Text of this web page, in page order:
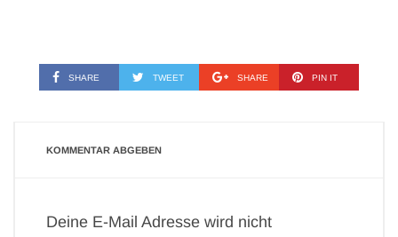
SHARE TWEET SHARE PIN IT
KOMMENTAR ABGEBEN
Deine E-Mail Adresse wird nicht